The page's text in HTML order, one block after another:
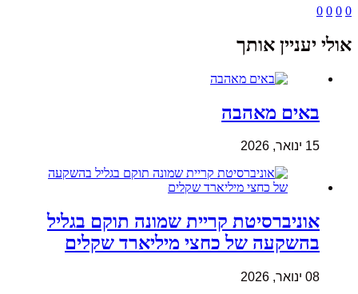
0
0
0
0
אולי יעניין אותך
באים מאהבה
15 ינואר, 2026
אוניברסיטת קריית שמונה תוקם בגליל
בהשקעה של כחצי מיליארד שקלים
08 ינואר, 2026